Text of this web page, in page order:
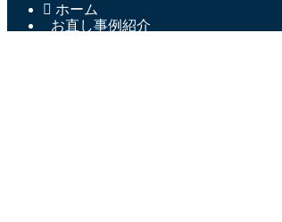
ホーム
お直し事例紹介